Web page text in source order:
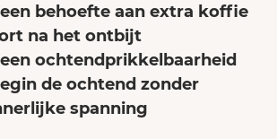
behoefte aan extra koffie
na het ontbijt
ochtendprikkelbaarheid
de ochtend zonder
spanning